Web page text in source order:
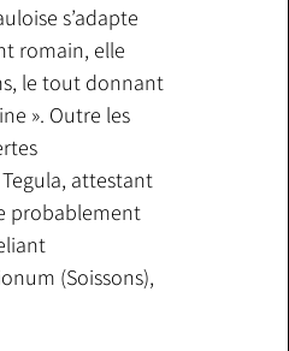
s’adapte
romain, elle
le tout donnant
». Outre les
attestant
probablement
(Soissons),